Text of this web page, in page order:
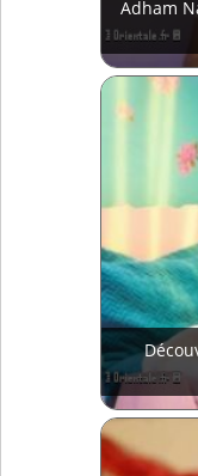
Adham